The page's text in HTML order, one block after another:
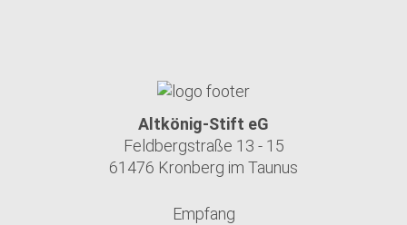
Altkönig-Stift eG
Feldbergstraße 13 - 15
61476 Kronberg im Taunus
Empfang